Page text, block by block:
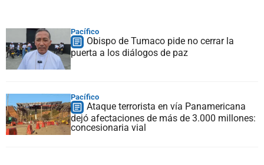
Pacífico
Obispo de Tumaco pide no cerrar la
puerta a los diálogos de paz
Pacífico
Ataque terrorista en vía Panamericana
dejó afectaciones de más de 3.000 millones:
concesionaria vial